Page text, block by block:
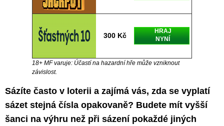
300 Kč
HRAJ
NYNÍ
18+ MF varuje: Účastí na hazardní hře může vzniknout
závislost.
Sázíte často v loterii a zajímá vás, zda se vyplatí
sázet stejná čísla opakovaně? Budete mít vyšší
šanci na výhru než při sázení pokaždé jiných